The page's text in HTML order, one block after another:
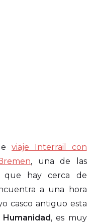
viaje Interrail con
, una de las
que hay cerca de
a una hora
casco antiguo esta
, es muy